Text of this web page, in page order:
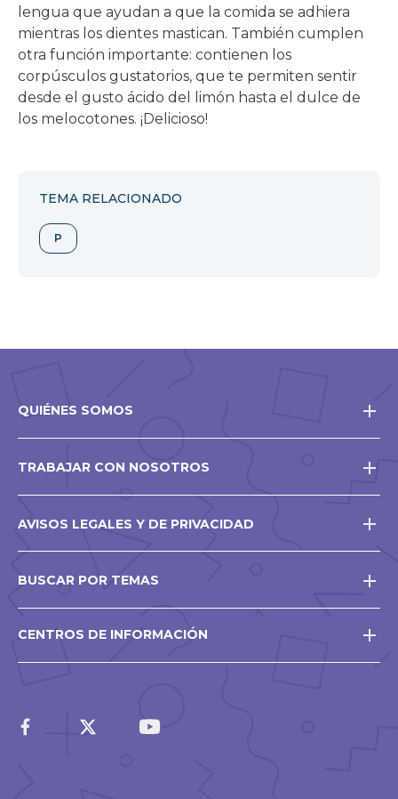
lengua que ayudan a que la comida se adhiera
mientras los dientes mastican. También cumplen
otra función importante: contienen los
corpúsculos gustatorios, que te permiten sentir
desde el gusto ácido del limón hasta el dulce de
los melocotones. ¡Delicioso!
TEMA RELACIONADO
P
QUIÉNES SOMOS
TRABAJAR CON NOSOTROS
AVISOS LEGALES Y DE PRIVACIDAD
BUSCAR POR TEMAS
CENTROS DE INFORMACIÓN